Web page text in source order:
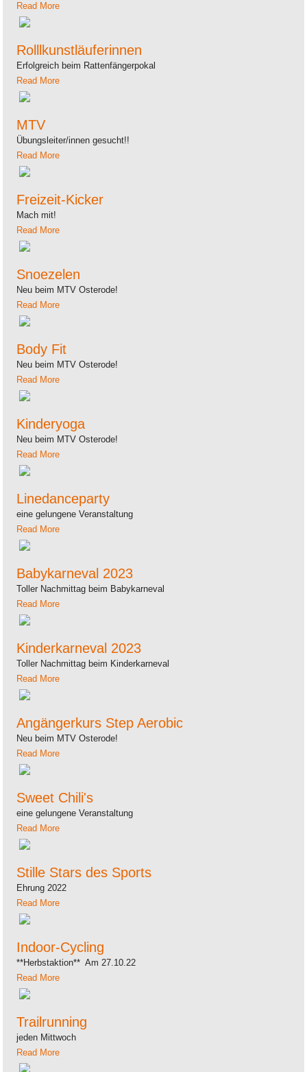
Read More
Rolllkunstläuferinnen
Erfolgreich beim Rattenfängerpokal
Read More
MTV
Übungsleiter/innen gesucht!!
Read More
Freizeit-Kicker
Mach mit!
Read More
Snoezelen
Neu beim MTV Osterode!
Read More
Body Fit
Neu beim MTV Osterode!
Read More
Kinderyoga
Neu beim MTV Osterode!
Read More
Linedanceparty
eine gelungene Veranstaltung
Read More
Babykarneval 2023
Toller Nachmittag beim Babykarneval
Read More
Kinderkarneval 2023
Toller Nachmittag beim Kinderkarneval
Read More
Angängerkurs Step Aerobic
Neu beim MTV Osterode!
Read More
Sweet Chili's
eine gelungene Veranstaltung
Read More
Stille Stars des Sports
Ehrung 2022
Read More
Indoor-Cycling
**Herbstaktion** Am 27.10.22
Read More
Trailrunning
jeden Mittwoch
Read More